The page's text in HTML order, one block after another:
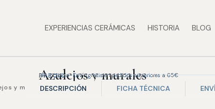
EXPERIENCIAS CERÁMICAS HISTORIA BLOG
y murales
Azulejos y murales
PRECIO
IVA incluido · Envío gratis en pedidos superiores a 65€
DESCRIPCIÓN FICHA TÉCNICA